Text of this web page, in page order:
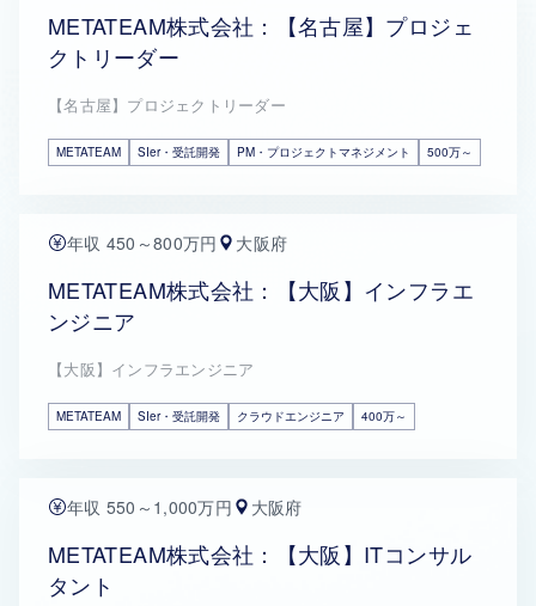
METATEAM株式会社：【名古屋】プロジェ
クトリーダー
【名古屋】プロジェクトリーダー
METATEAM SIer・受託開発 PM・プロジェクトマネジメント 500万～
年収 450～800万円 大阪府
METATEAM株式会社：【大阪】インフラエ
ンジニア
【大阪】インフラエンジニア
METATEAM SIer・受託開発 クラウドエンジニア 400万～
年収 550～1,000万円 大阪府
METATEAM株式会社：【大阪】ITコンサル
タント